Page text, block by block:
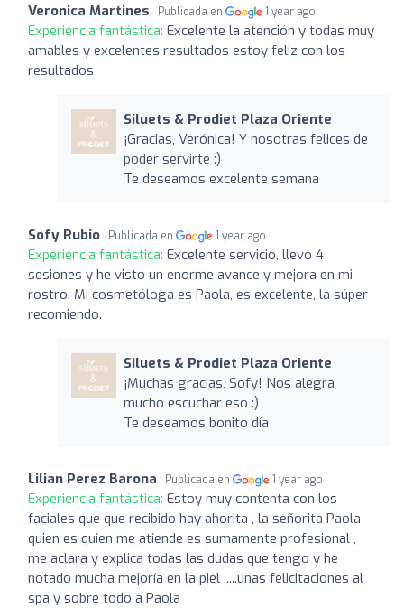
Veronica Martines Publicada en 1 year ago
Experiencia fantástica: Excelente la atención y todas muy
amables y excelentes resultados estoy feliz con los
resultados
Siluets & Prodiet Plaza Oriente
¡Gracias, Verónica! Y nosotras felices de
poder servirte :)
Te deseamos excelente semana
Sofy Rubio Publicada en 1 year ago
Experiencia fantástica: Excelente servicio, llevo 4
sesiones y he visto un enorme avance y mejora en mi
rostro. Mi cosmetóloga es Paola, es excelente, la súper
recomiendo.
Siluets & Prodiet Plaza Oriente
¡Muchas gracias, Sofy! Nos alegra
mucho escuchar eso :)
Te deseamos bonito día
Lilian Perez Barona Publicada en 1 year ago
Experiencia fantástica: Estoy muy contenta con los
faciales que que recibido hay ahorita , la señorita Paola
quien es quien me atiende es sumamente profesional ,
me aclara y explica todas las dudas que tengo y he
notado mucha mejoría en la piel .....unas felicitaciones al
spa y sobre todo a Paola